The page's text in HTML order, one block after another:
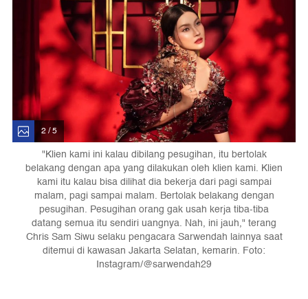
2 / 5
"Klien kami ini kalau dibilang pesugihan, itu bertolak
belakang dengan apa yang dilakukan oleh klien kami. Klien
kami itu kalau bisa dilihat dia bekerja dari pagi sampai
malam, pagi sampai malam. Bertolak belakang dengan
pesugihan. Pesugihan orang gak usah kerja tiba-tiba
datang semua itu sendiri uangnya. Nah, ini jauh," terang
Chris Sam Siwu selaku pengacara Sarwendah lainnya saat
ditemui di kawasan Jakarta Selatan, kemarin. Foto:
Instagram/@sarwendah29